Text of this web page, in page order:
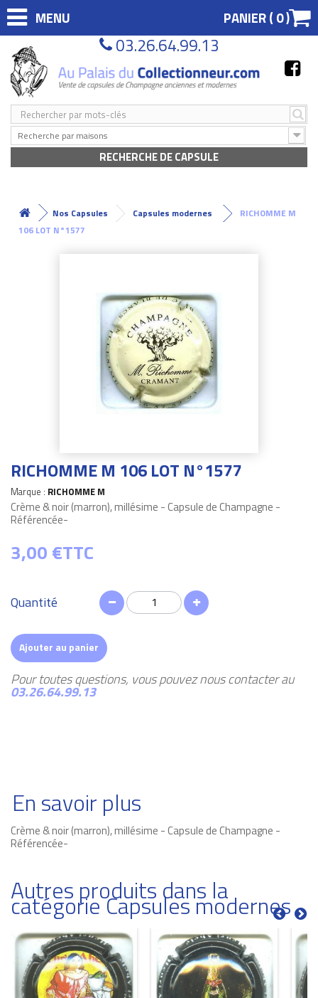
MENU PANIER (0)
03.26.64.99.13
Recherche par maisons
RECHERCHE DE CAPSULE
Nos Capsules Capsules modernes
RICHOMME M
106 LOT N°1577
RICHOMME M 106 LOT N°1577
Marque : RICHOMME M
Crème & noir (marron), millésime - Capsule de Champagne -
Référencée-
3,00 €TTC
Quantité
Ajouter au panier
Pour toutes questions, vous pouvez nous contacter au
03.26.64.99.13
En savoir plus
Crème & noir (marron), millésime - Capsule de Champagne -
Référencée-
Autres produits dans la
catégorie Capsules modernes